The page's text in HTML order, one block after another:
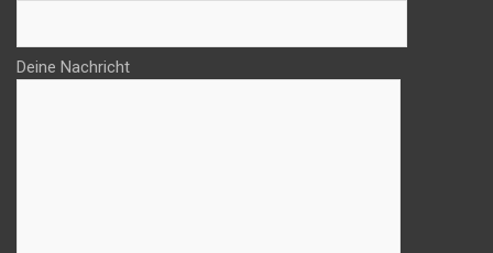
Deine Nachricht